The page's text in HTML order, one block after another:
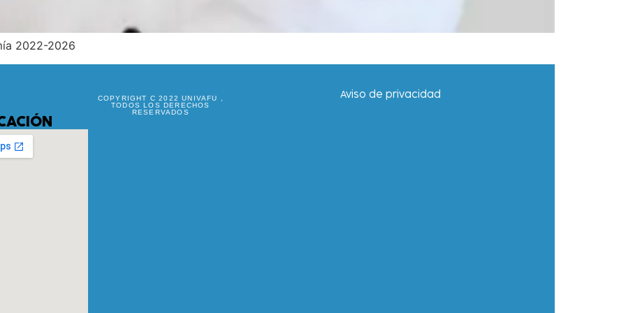
2022-2026
COPYRIGHT C 2022 UNIVAFU ,
TODOS LOS DERECHOS
RESERVADOS
Aviso de privacidad